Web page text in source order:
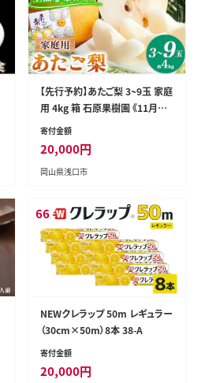
【先行予約】あたご梨 3~9玉 家庭
用 4kg 箱 石原果樹園 《11月中
旬-12月下旬頃より発送予定》岡
ツ くだもの あたご 訳あり---124
_3196_11b12c_25_20000_4k
寄付金額
20,000円
岡山県浅口市
66
NEWクレラップ 50m レギュラー
（30cm×50m）8本 38-A
寄付金額
20,000円